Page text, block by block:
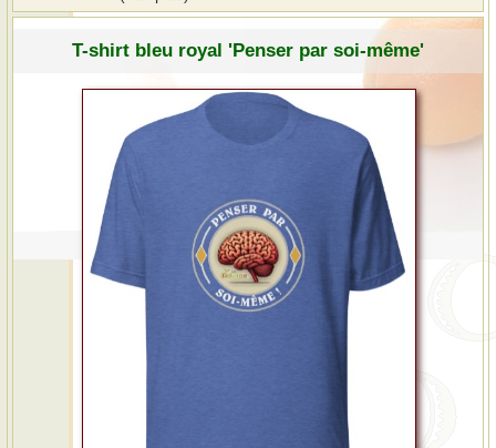
T-shirt bleu royal 'Penser par soi-même'